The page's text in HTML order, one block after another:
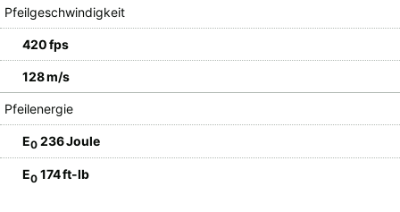
Pfeilgeschwindigkeit
420 fps
128 m/s
Pfeilenergie
E0 236 Joule
E0 174 ft-lb